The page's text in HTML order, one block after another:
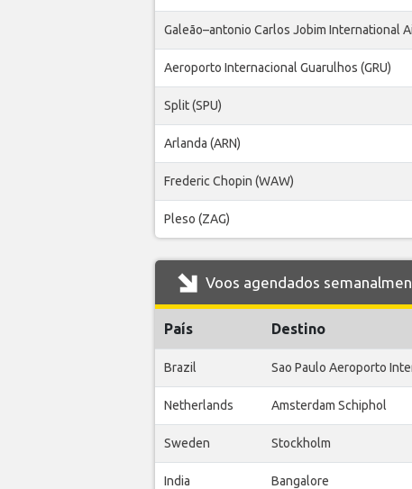
Galeão–antonio Carlos Jobim International
Aeroporto Internacional Guarulhos (GRU)
Split (SPU)
Arlanda (ARN)
Frederic Chopin (WAW)
Pleso (ZAG)
Voos agendados
País Destino
Brazil Sao Paulo Aeroporto
Netherlands Amsterdam Schiphol
Sweden Stockholm
India Bangalore